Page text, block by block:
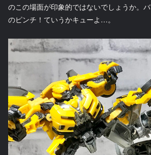
のこの場面が印象的ではないでしょうか。
のピンチ！ていうかキューよ…。